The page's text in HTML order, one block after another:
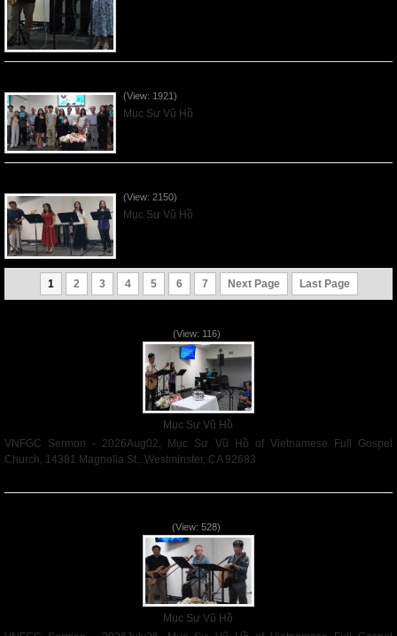
(View: 1921)
Mục Sư Vũ Hồ
(View: 2150)
Mục Sư Vũ Hồ
1 2 3 4 5 6 7 Next Page Last Page
(View: 116)
Mục Sư Vũ Hồ
VNFGC Sermon - 2026Aug02, Mục Sư Vũ Hồ of Vietnamese Full Gospel
Church, 14381 Magnolia St., Westminster, CA 92683
(View: 528)
Mục Sư Vũ Hồ